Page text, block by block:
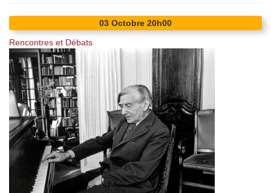
03 Octobre 20h00
Rencontres et Débats